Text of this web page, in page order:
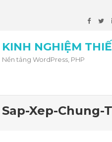
KINH NGHIỆM
Nền tảng WordPress, PHP
Sap-Xep-Chung-